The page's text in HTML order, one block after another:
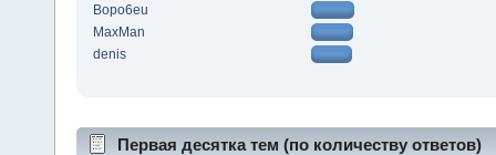
Bopo6eu
MaxMan
denis
Первая десятка тем (по количеству ответов)